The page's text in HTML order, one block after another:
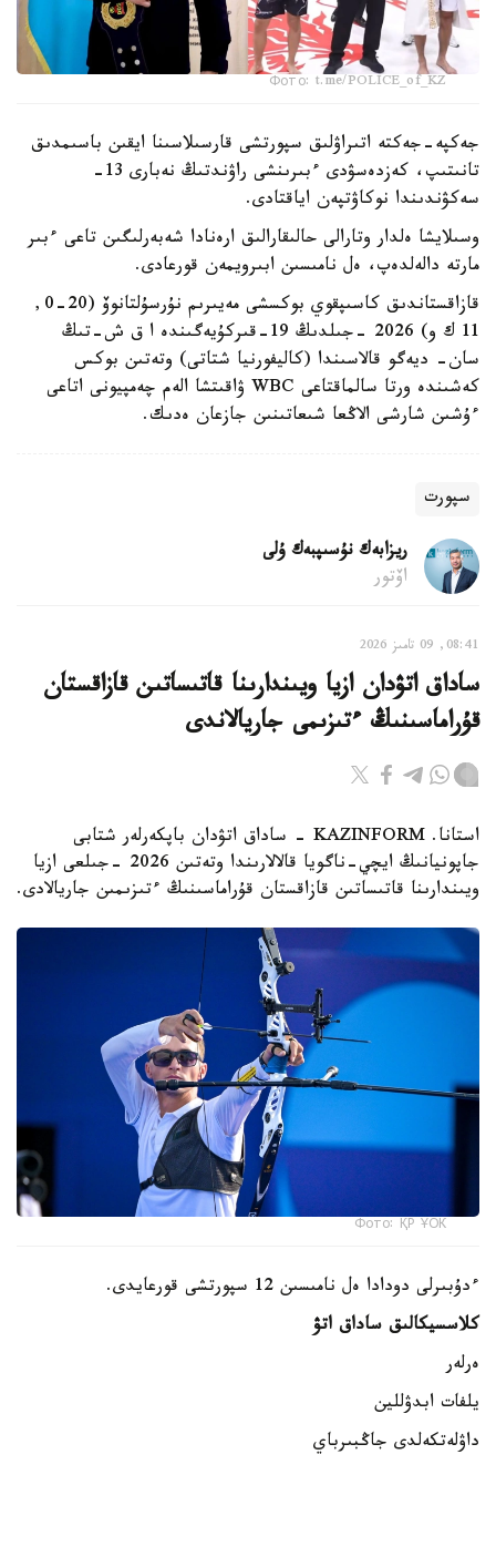
Фото: t.me/POLICE_of_KZ
جەكپە-جەكتە اتىراۋلىق سپورتشى قارسىلاسىنا ايقىن باسىمدىق
تانىتىپ، كەزدەسۋدى ءبىرىنشى راۋندتىڭ نەبارى 13-
سەكۋندىندا نوكاۋتپەن اياقتادى.
وسىلايشا ەلدار وتارالى حالىقارالىق ارەنادا شەبەرلىگىن تاعى ءبىر
مارتە دالەلدەپ، ەل نامىسىن ابىرويمەن قورعادى.
قازاقستاندىق كاسىپقوي بوكسشى مەيىرىم نۇرسۇلتانوۆ (20-0,
11 ك و) 2026 -جىلدىڭ 19-قىركۇيەگىندە ا ق ش-تىڭ
سان- ديەگو قالاسىندا (كاليفورنيا شتاتى) وتەتىن بوكس
كەشىندە ورتا سالماقتاعى WBC ۋاقىتشا الەم چەمپيونى اتاعى
ءۇشىن شارشى الاڭعا شىعاتىنىن جازعان ەدىك.
سپورت
ريزابەك نۇسىپبەك ۇلى
اۆتور
08:41, 09 تامىز 2026
ساداق اتۋدان ازيا ويىندارىنا قاتىساتىن قازاقستان
قۇراماسىنىڭ ءتىزىمى جاريالاندى
استانا. KAZINFORM - ساداق اتۋدان باپكەرلەر شتابى
جاپونيانىڭ ايچي-ناگويا قالالارىندا وتەتىن 2026 -جىلعى ازيا
ويىندارىنا قاتىساتىن قازاقستان قۇراماسىنىڭ ءتىزىمىن جاريالادى.
Фото: ҚР ҰОК
ءدۇبىرلى دودادا ەل نامىسىن 12 سپورتشى قورعايدى.
كلاسسيكالىق ساداق اتۋ
ەرلەر
يلفات ابدۋللين
داۋلەتكەلدى جاڭبىرباي